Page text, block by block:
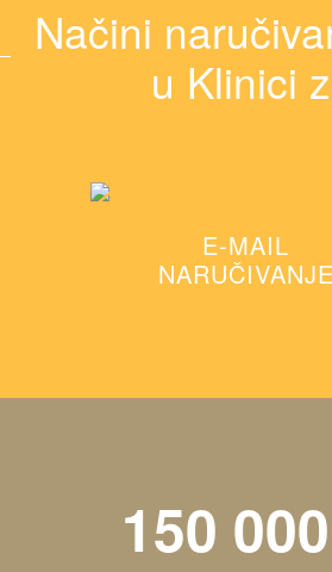
Načini
u Klinici
E-MAIL
NARUČIVANJE
150